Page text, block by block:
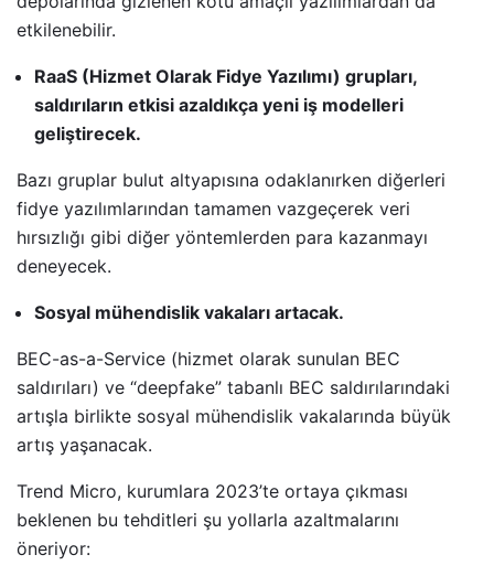
etkilenebilir.
RaaS (Hizmet Olarak Fidye Yazılımı) grupları,
saldırıların etkisi azaldıkça yeni iş modelleri
geliştirecek.
Bazı gruplar bulut altyapısına odaklanırken diğerleri
fidye yazılımlarından tamamen vazgeçerek veri
hırsızlığı gibi diğer yöntemlerden para kazanmayı
deneyecek.
Sosyal mühendislik vakaları artacak.
BEC-as-a-Service (hizmet olarak sunulan BEC
saldırıları) ve “deepfake” tabanlı BEC saldırılarındaki
artışla birlikte sosyal mühendislik vakalarında büyük
artış yaşanacak.
Trend Micro, kurumlara 2023’te ortaya çıkması
beklenen bu tehditleri şu yollarla azaltmalarını
öneriyor: